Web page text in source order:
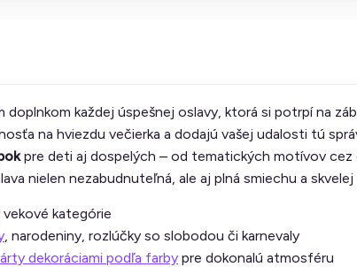
každej úspešnej oslavy, ktorá si potrpí na
na hviezdu večierka a dodajú vašej udalosti tú
pre deti aj dospelých – od tematických motívov cez
nielen nezabudnuteľná, ale aj plná smiechu a skvelej
kategórie
, narodeniny, rozlúčky so slobodou či karnevaly
dekoráciami podľa farby pre dokonalú atmosféru